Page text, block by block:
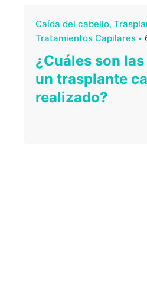
Caída del cabello
Tratamientos Capilares
¿Cuáles son
un trasplante
realizado?